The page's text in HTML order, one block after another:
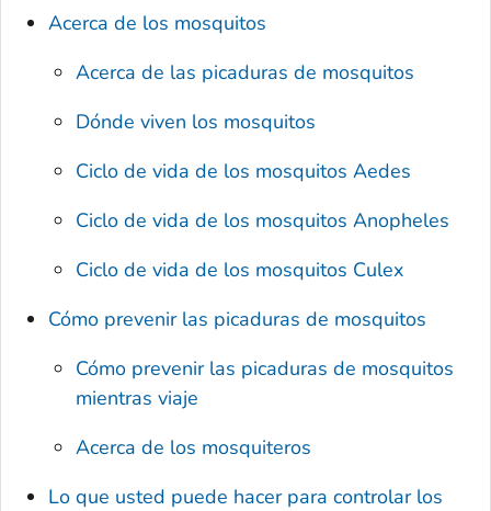
Acerca de los mosquitos
Acerca de las picaduras de mosquitos
Dónde viven los mosquitos
Ciclo de vida de los mosquitosAedes
Ciclo de vida de los mosquitosAnopheles
Ciclo de vida de los mosquitos Culex
Cómo prevenir las picaduras de mosquitos
Cómo prevenir las picaduras de mosquitos
mientras viaje
Acerca de los mosquiteros
Lo que usted puede hacer para controlar los